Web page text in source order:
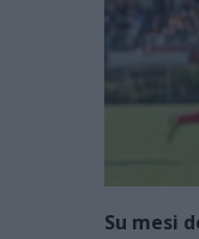
Su mesi